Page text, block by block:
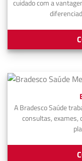
cuidado com a
A Bradesco Saúde
consultas, exames,